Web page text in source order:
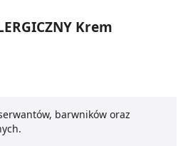
Krem
barwników oraz